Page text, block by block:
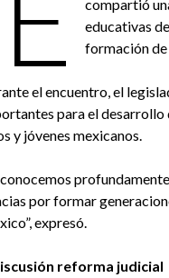
compartió
educativas
formación de
el encuentro, el
para el desarrollo
y jóvenes mexicanos.
por formar
expresó.
reforma judicial